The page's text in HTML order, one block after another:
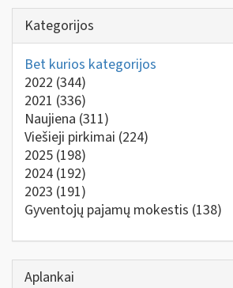
Kategorijos
Bet kurios kategorijos
2022 (344)
2021 (336)
Naujiena (311)
Viešieji pirkimai (224)
2025 (198)
2024 (192)
2023 (191)
Gyventojų pajamų mokestis (138)
Aplankai